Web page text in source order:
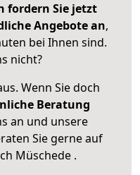
fordern Sie jetzt
Angebote an,
bei Ihnen sind.
nicht?
Wenn Sie doch
Beratung
an und unsere
Sie gerne auf
Müschede .